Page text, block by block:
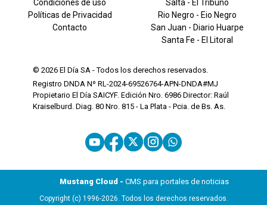
Condiciones de uso
Políticas de Privacidad
Contacto
Salta - El Tribuno
Rio Negro - Eio Negro
San Juan - Diario Huarpe
Santa Fe - El Litoral
© 2026 El Día SA - Todos los derechos reservados.
Registro DNDA Nº RL-2024-69526764-APN-DNDA#MJ
Propietario El Día SAICYF. Edición Nro. 6986 Director: Raúl
Kraiselburd. Diag. 80 Nro. 815 - La Plata - Pcia. de Bs. As.
Mustang Cloud - CMS para portales de noticias
Copyright (c) 1996-2026. Todos los derechos reservados.